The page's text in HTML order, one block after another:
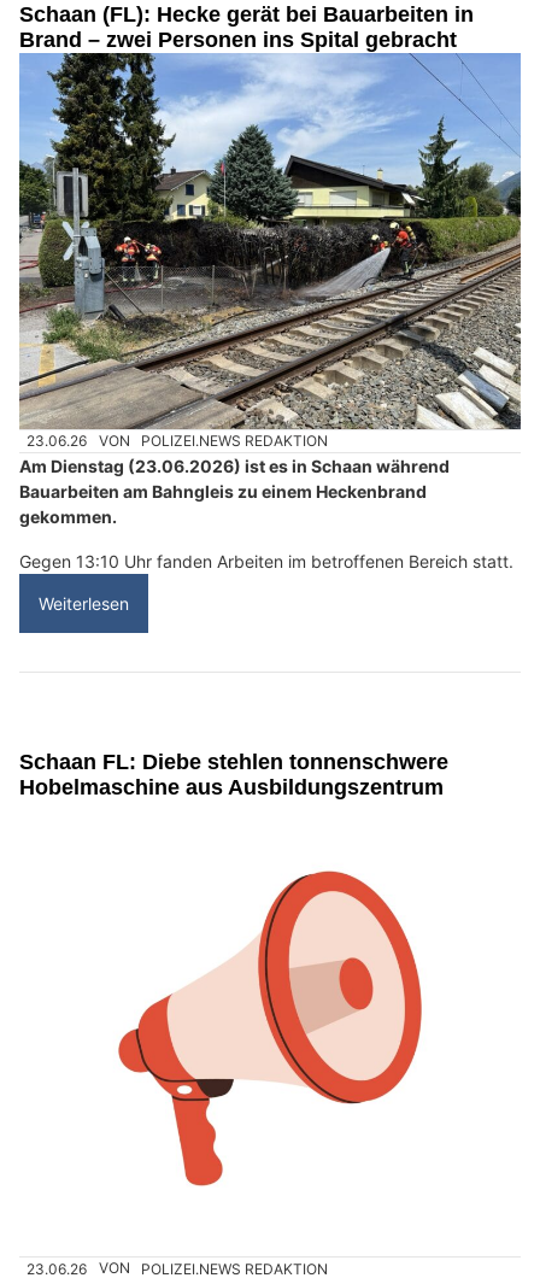
Schaan (FL): Hecke gerät bei Bauarbeiten in
Brand – zwei Personen ins Spital gebracht
23.06.26 VON POLIZEI.NEWS REDAKTION
Am Dienstag (23.06.2026) ist es in Schaan während
Bauarbeiten am Bahngleis zu einem Heckenbrand
gekommen.
Gegen 13:10 Uhr fanden Arbeiten im betroffenen Bereich statt.
Weiterlesen
Schaan FL: Diebe stehlen tonnenschwere
Hobelmaschine aus Ausbildungszentrum
23.06.26 VON POLIZEI.NEWS REDAKTION